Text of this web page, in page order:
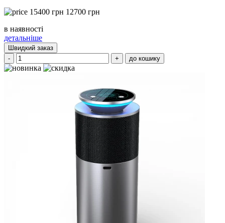
15400 грн 12700 грн
в наявності
детальніше
Швидкий заказ
-
+ до кошику